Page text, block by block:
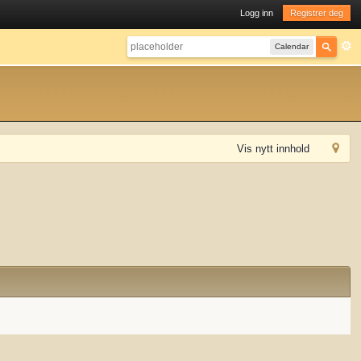
Logg inn Registrer deg
Calendar
Vis nytt innhold